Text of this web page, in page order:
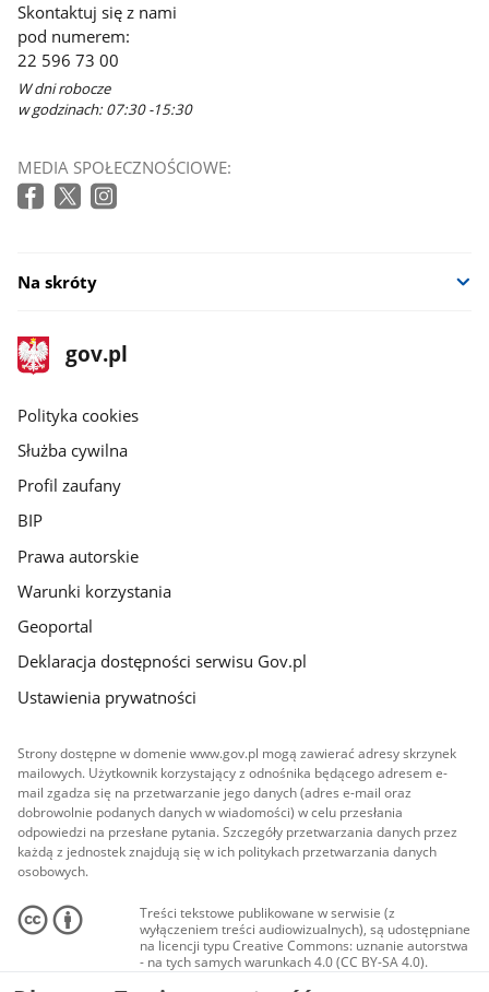
Skontaktuj się z nami
pod numerem:
22 596 73 00
W dni robocze
w godzinach: 07:30 -15:30
MEDIA SPOŁECZNOŚCIOWE:
Na skróty
stopka
gov.pl
Strona
gov.pl
gov.pl
Polityka cookies
Służba cywilna
Profil zaufany
BIP
Prawa autorskie
Warunki korzystania
Geoportal
Deklaracja dostępności serwisu Gov.pl
Ustawienia prywatności
Strony dostępne w domenie www.gov.pl mogą zawierać adresy skrzynek
mailowych. Użytkownik korzystający z odnośnika będącego adresem e-
mail zgadza się na przetwarzanie jego danych (adres e-mail oraz
dobrowolnie podanych danych w wiadomości) w celu przesłania
odpowiedzi na przesłane pytania. Szczegóły przetwarzania danych przez
każdą z jednostek znajdują się w ich politykach przetwarzania danych
osobowych.
Treści tekstowe publikowane w serwisie (z
wyłączeniem treści audiowizualnych), są udostępniane
na licencji typu Creative Commons: uznanie autorstwa
- na tych samych warunkach 4.0 (CC BY-SA 4.0).
Materiały audiowizualne, w tym zdjęcia, materiały